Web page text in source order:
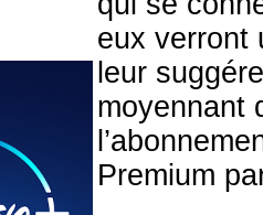
eux verront
leur
moyennant
Premium